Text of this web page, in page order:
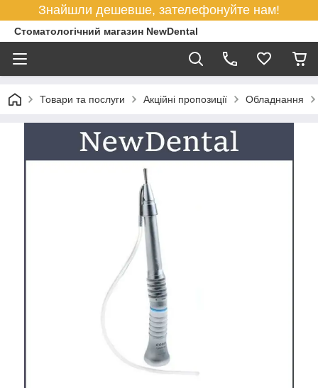
Знайшли дешевше, зателефонуйте нам!
Стоматологічний магазин NewDental
Товари та послуги Акційні пропозиції Обладнання